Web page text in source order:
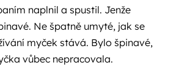
naplnil a spustil. Jenže
Ne špatně umyté, jak se
myček stává. Bylo špinavé,
vůbec nepracovala.